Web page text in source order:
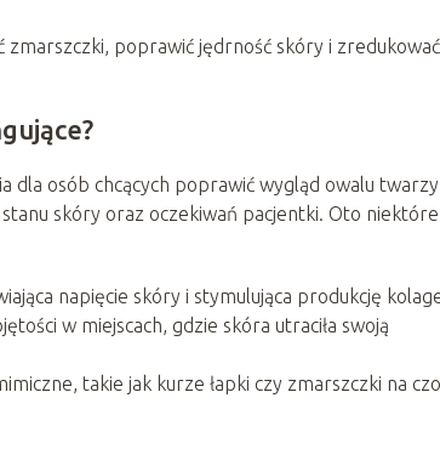
zmarszczki, poprawić jędrność skóry i zredukować
dla osób chcących poprawić wygląd owalu
skóry oraz oczekiwań pacjentki. Oto
napięcie skóry i stymulująca produkcję
w miejscach, gdzie skóra utraciła swoją
takie jak kurze łapki czy zmarszczki na